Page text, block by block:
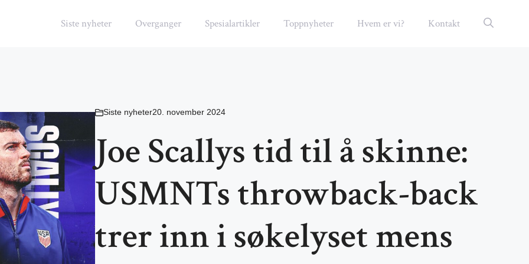
Siste nyheter Overganger Spesialartikler Toppnyheter Hvem er vi? Kontakt
Siste nyheter20. november 2024
Joe Scallys tid til å skinne:
USMNTs throwback-back
trer inn i søkelyset mens